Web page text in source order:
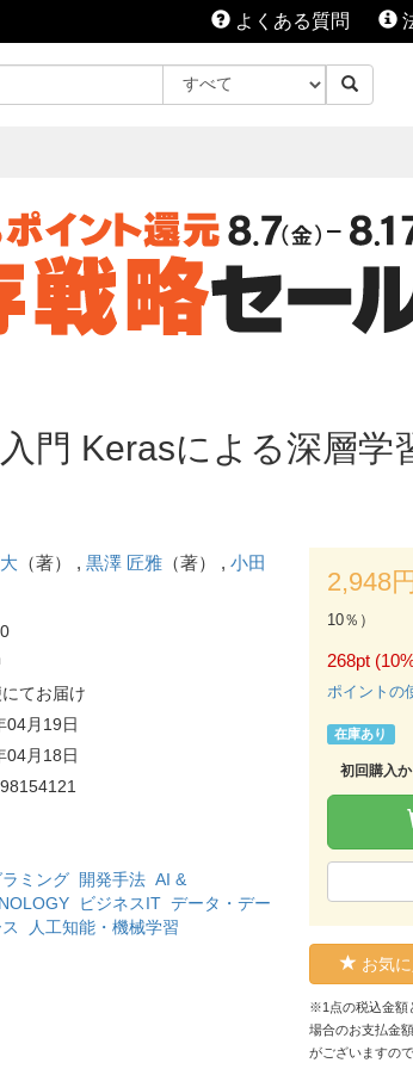
よくある質問
門 Kerasによる深層学
（著） , 黒澤 匠雅（著） , 小田
てお届け
04月19日
04月18日
ミング 開発手法 AI &
ビジネスIT データ・デー
人工知能・機械学習
2,948
10％）
268pt
ポイントの
在庫あり
初回購入
お気
※1点の税込金額
場合のお支払金
がございますの